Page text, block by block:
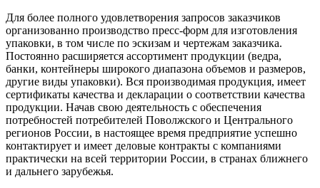
Для более полного удовлетворения запросов заказчиков
организованно производство пресс-форм для изготовления
упаковки, в том числе по эскизам и чертежам заказчика.
Постоянно расширяется ассортимент продукции (ведра,
банки, контейнеры широкого диапазона объемов и размеров,
другие виды упаковки). Вся производимая продукция, имеет
сертификаты качества и декларации о соответствии качества
продукции. Начав свою деятельность с обеспечения
потребностей потребителей Поволжского и Центрального
регионов России, в настоящее время предприятие успешно
контактирует и имеет деловые контракты с компаниями
практически на всей территории России, в странах ближнего
и дальнего зарубежья.